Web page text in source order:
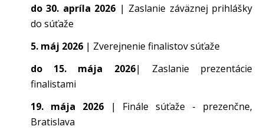
do 30. apríla 2026 | Zaslanie záväznej prihlášky
do súťaže
5. máj 2026 | Zverejnenie finalistov súťaže
do 15. mája 2026| Zaslanie prezentácie
finalistami
19. mája 2026
| Finále súťaže - prezenčne,
Bratislava